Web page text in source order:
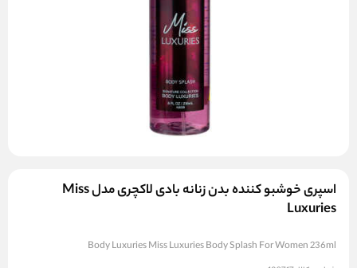
اسپری خوشبو کننده بدن زنانه بادی لاکچری مدل Miss
Luxuries
Body Luxuries Miss Luxuries Body Splash For Women 236ml